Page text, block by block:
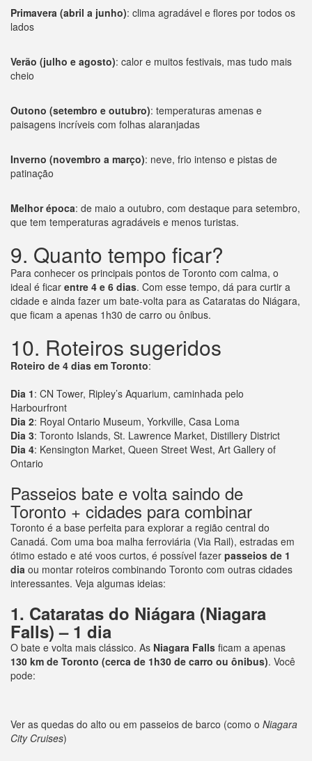
Primavera (abril a junho): clima agradável e flores por todos os
lados
Verão (julho e agosto): calor e muitos festivais, mas tudo mais
cheio
Outono (setembro e outubro): temperaturas amenas e
paisagens incríveis com folhas alaranjadas
Inverno (novembro a março): neve, frio intenso e pistas de
patinação
Melhor época: de maio a outubro, com destaque para setembro,
que tem temperaturas agradáveis e menos turistas.
9. Quanto tempo ficar?
Para conhecer os principais pontos de Toronto com calma, o
ideal é ficar entre 4 e 6 dias. Com esse tempo, dá para curtir a
cidade e ainda fazer um bate-volta para as Cataratas do Niágara,
que ficam a apenas 1h30 de carro ou ônibus.
10. Roteiros sugeridos
Roteiro de 4 dias em Toronto:
Dia 1: CN Tower, Ripley’s Aquarium, caminhada pelo
Harbourfront
Dia 2: Royal Ontario Museum, Yorkville, Casa Loma
Dia 3: Toronto Islands, St. Lawrence Market, Distillery District
Dia 4: Kensington Market, Queen Street West, Art Gallery of
Ontario
Passeios bate e volta saindo de
Toronto + cidades para combinar
Toronto é a base perfeita para explorar a região central do
Canadá. Com uma boa malha ferroviária (Via Rail), estradas em
ótimo estado e até voos curtos, é possível fazer passeios de 1
dia ou montar roteiros combinando Toronto com outras cidades
interessantes. Veja algumas ideias:
1. Cataratas do Niágara (Niagara
Falls) – 1 dia
O bate e volta mais clássico. As Niagara Falls ficam a apenas
130 km de Toronto (cerca de 1h30 de carro ou ônibus). Você
pode:
Ver as quedas do alto ou em passeios de barco (como o Niagara
City Cruises)